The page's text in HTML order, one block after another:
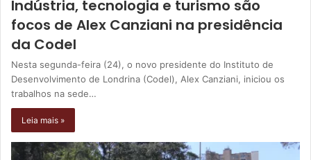
Indústria, tecnologia e turismo são
focos de Alex Canziani na presidência
da Codel
Nesta segunda-feira (24), o novo presidente do Instituto de
Desenvolvimento de Londrina (Codel), Alex Canziani, iniciou os
trabalhos na sede…
Leia mais »